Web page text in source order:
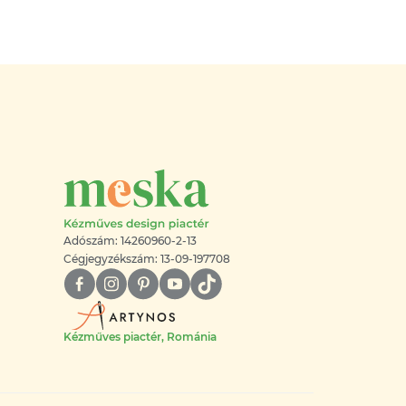
Adószám: 14260960-2-13
Cégjegyzékszám: 13-09-197708
Kézműves piactér, Románia